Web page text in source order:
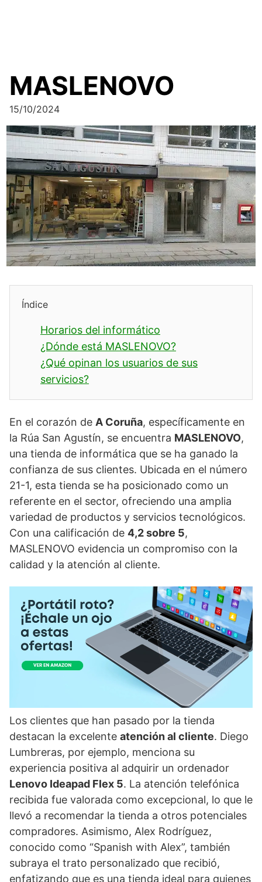
MASLENOVO
15/10/2024
Índice
Horarios del informático
¿Dónde está MASLENOVO?
¿Qué opinan los usuarios de sus
servicios?
En el corazón de A Coruña, específicamente en
la Rúa San Agustín, se encuentra MASLENOVO,
una tienda de informática que se ha ganado la
confianza de sus clientes. Ubicada en el número
21-1, esta tienda se ha posicionado como un
referente en el sector, ofreciendo una amplia
variedad de productos y servicios tecnológicos.
Con una calificación de 4,2 sobre 5,
MASLENOVO evidencia un compromiso con la
calidad y la atención al cliente.
Los clientes que han pasado por la tienda
destacan la excelente atención al cliente. Diego
Lumbreras, por ejemplo, menciona su
experiencia positiva al adquirir un ordenador
Lenovo Ideapad Flex 5. La atención telefónica
recibida fue valorada como excepcional, lo que le
llevó a recomendar la tienda a otros potenciales
compradores. Asimismo, Alex Rodríguez,
conocido como “Spanish with Alex”, también
subraya el trato personalizado que recibió,
enfatizando que es una tienda ideal para quienes